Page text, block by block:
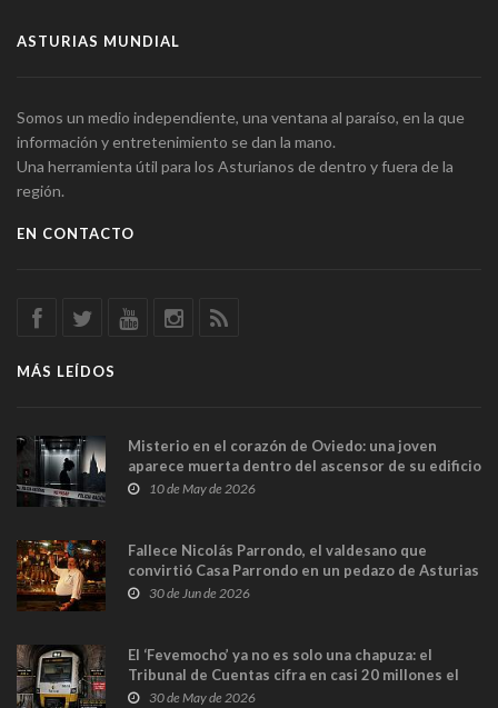
ASTURIAS MUNDIAL
Somos un medio independiente, una ventana al paraíso, en la que
información y entretenimiento se dan la mano.
Una herramienta útil para los Asturianos de dentro y fuera de la
región.
EN CONTACTO
MÁS LEÍDOS
Misterio en el corazón de Oviedo: una joven
aparece muerta dentro del ascensor de su edificio
y las cámaras captan sus últimos minutos
10 de May de 2026
Fallece Nicolás Parrondo, el valdesano que
convirtió Casa Parrondo en un pedazo de Asturias
en Madrid
30 de Jun de 2026
El ‘Fevemocho’ ya no es solo una chapuza: el
Tribunal de Cuentas cifra en casi 20 millones el
sobrecoste de los trenes que no cabían por los
30 de May de 2026